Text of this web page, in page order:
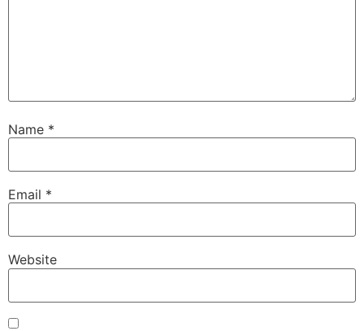
Name *
Email *
Website